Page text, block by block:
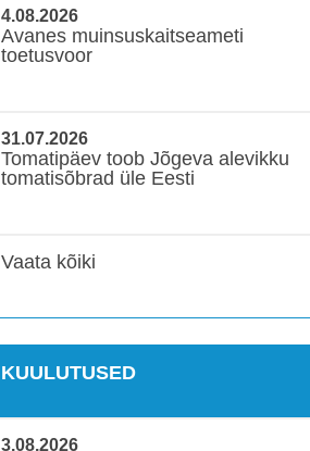
4.08.2026
Avanes muinsuskaitseameti
toetusvoor
31.07.2026
Tomatipäev toob Jõgeva alevikku
tomatisõbrad üle Eesti
Vaata kõiki
KUULUTUSED
3.08.2026